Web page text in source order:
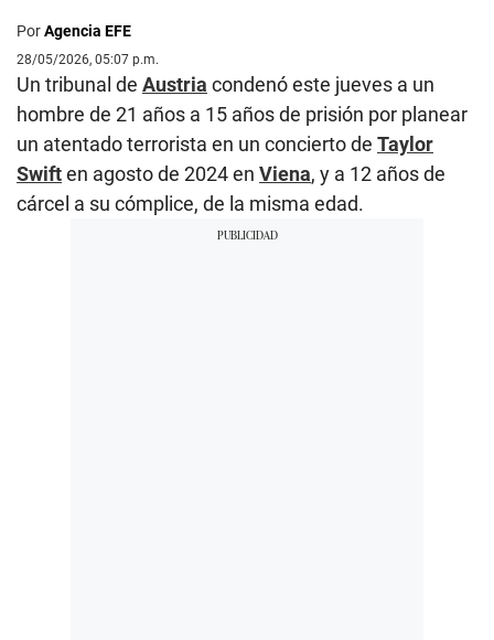
PorAgencia EFE
28/05/2026, 05:07 p.m.
Un tribunal de Austria condenó este jueves a un
hombre de 21 años a 15 años de prisión por planear
un atentado terrorista en un concierto de Taylor
Swiften agosto de 2024 en Viena, y a 12 años de
cárcel a su cómplice, de la misma edad.